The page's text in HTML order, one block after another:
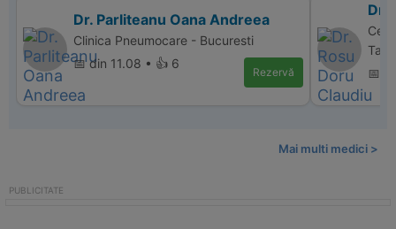
Dr. Parliteanu Oana Andreea
Clinica Pneumocare - Bucuresti
📅 din 11.08 • 👍 6
Rezervă
Dr.
📅
Mai multi medici >